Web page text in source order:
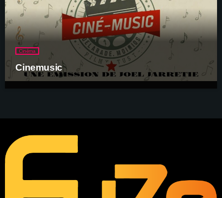
Cinéma
Cinemusic